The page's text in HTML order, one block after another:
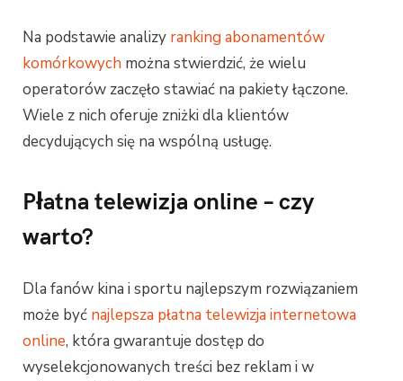
Na podstawie analizy ranking abonamentów
komórkowych można stwierdzić, że wielu
operatorów zaczęło stawiać na pakiety łączone.
Wiele z nich oferuje zniżki dla klientów
decydujących się na wspólną usługę.
Płatna telewizja online – czy
warto?
Dla fanów kina i sportu najlepszym rozwiązaniem
może być najlepsza płatna telewizja internetowa
online, która gwarantuje dostęp do
wyselekcjonowanych treści bez reklam i w